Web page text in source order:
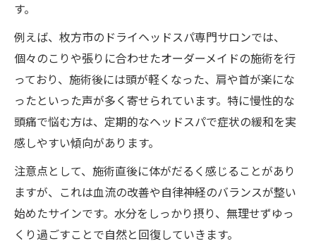
ヘッドスパ 枚方でリラクゼーションを満喫
するコツ
ドライヘッドスパが支持される理由を徹底
解説
ヘッドスパはなぜ疲れに効くのか解説
ヘッドスパで自律神経バランスが整う仕組
み
頭皮ケアと首肩ほぐしが疲労回復に与える
影響
ヘッドスパは脳疲労や眼精疲労まで効果的
す。
例えば、枚方市のドライヘッドスパ専門サロンでは、
個々のこりや張りに合わせたオーダーメイドの施術を行
っており、施術後には頭が軽くなった、肩や首が楽にな
ったといった声が多く寄せられています。特に慢性的な
頭痛で悩む方は、定期的なヘッドスパで症状の緩和を実
感しやすい傾向があります。
注意点として、施術直後に体がだるく感じることがあり
ますが、これは血流の改善や自律神経のバランスが整い
始めたサインです。水分をしっかり摂り、無理せずゆっ
くり過ごすことで自然と回復していきます。